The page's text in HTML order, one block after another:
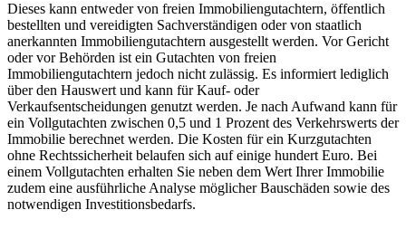
Dieses kann entweder von freien Immobilien­gutachtern, öffentlich
bestellten und vereidigten Sachverständigen oder von staatlich
anerkannten Immobiliengutachtern ausgestellt werden. Vor Gericht
oder vor Behörden ist ein Gutachten von freien
Immobiliengutachtern jedoch nicht zulässig. Es informiert lediglich
über den Hauswert und kann für Kauf- oder
Verkaufsentscheidungen genutzt werden. Je nach Aufwand kann für
ein Vollgutachten zwischen 0,5 und 1 Prozent des Verkehrswerts der
Immobilie berechnet werden. Die Kosten für ein Kurzgutachten
ohne Rechtssicherheit belaufen sich auf einige hundert Euro. Bei
einem Vollgutachten erhalten Sie neben dem Wert Ihrer Immobilie
zudem eine ausführliche Analyse möglicher Bauschäden sowie des
notwendigen Investitionsbedarfs.